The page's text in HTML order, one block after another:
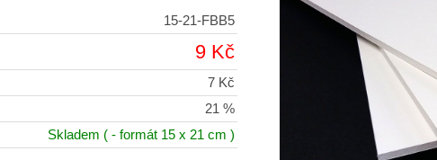
15-21-FBB5
9 Kč
7 Kč
21 %
Skladem ( - formát 15 x 21 cm )